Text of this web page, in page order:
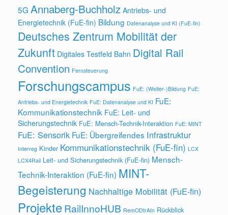
5G Annaberg-Buchholz Antriebs- und
Energietechnik (FuE-fin) Bildung Datenanalyse und KI (FuE-fin)
Deutsches Zentrum Mobilität der
Zukunft Digitales Testfeld Bahn Digital Rail
Convention Fernsteuerung
Forschungscampus FuE: (Weiter-)Bildung FuE:
Antriebs- und Energietechnik FuE: Datenanalyse und KI FuE:
Kommunikationstechnik FuE: Leit- und
Sicherungstechnik FuE: Mensch-Technik-Interaktion FuE: MINT
FuE: Sensorik FuE: Übergreifendes Infrastruktur
Interreg Kinder Kommunikationstechnik (FuE-fin) LCX
LCX4Rail Leit- und Sicherungstechnik (FuE-fin) Mensch-
Technik-Interaktion (FuE-fin) MINT-
Begeisterung Nachhaltige Mobilität (FuE-fin)
ProjekteRailInnoHUB RemODtrAIn Rückblick